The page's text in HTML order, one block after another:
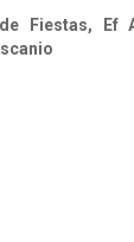
Fiestas, Ef